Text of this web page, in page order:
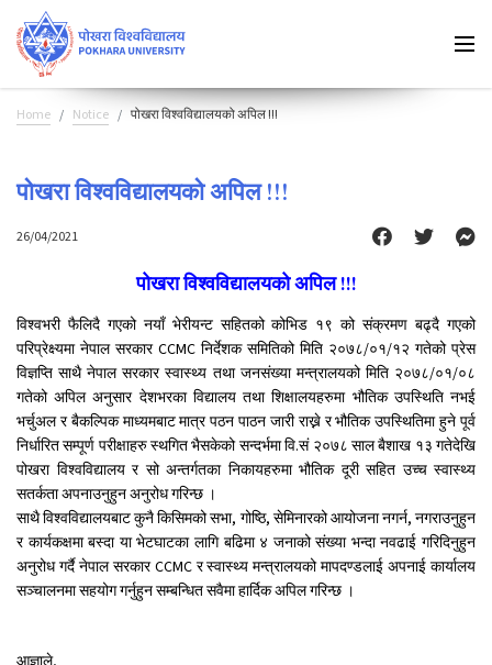
Home Notice पोखरा विश्वविद्यालयको अपिल !!!
पोखरा विश्वविद्यालयको अपिल !!!
26/04/2021
पोखरा विश्वविद्यालयको अपिल !!!
विश्वभरी फैलिदै गएको नयाँ भेरीयन्ट सहितको कोभिड १९ को संक्रमण बढ्दै गएको
परिप्रेक्ष्यमा नेपाल सरकार CCMC निर्देशक समितिको मिति २०७८/०१/१२ गतेको प्रेस
विज्ञप्ति साथै नेपाल सरकार स्वास्थ्य तथा जनसंख्या मन्त्रालयको मिति २०७८/०१/०८
गतेको अपिल अनुसार देशभरका विद्यालय तथा शिक्षालयहरुमा भौतिक उपस्थिति नभई
भर्चुअल र बैकल्पिक माध्यमबाट मात्र पठन पाठन जारी राख्ने र भौतिक उपस्थितिमा हुने पूर्व
निर्धारित सम्पूर्ण परीक्षाहरु स्थगित भैसकेको सन्दर्भमा वि.सं २०७८ साल बैशाख १३ गतेदेखि
पोखरा विश्वविद्यालय र सो अन्तर्गतका निकायहरुमा भौतिक दूरी सहित उच्च स्वास्थ्य
सतर्कता अपनाउनुहुन अनुरोध गरिन्छ ।
साथै विश्वविद्यालयबाट कुनै किसिमको सभा, गोष्ठि, सेमिनारको आयोजना नगर्न, नगराउनुहुन
र कार्यकक्षमा बस्दा या भेटघाटका लागि बढिमा ४ जनाको संख्या भन्दा नवढाई गरिदिनुहुन
अनुरोध गर्दै नेपाल सरकार CCMC र स्वास्थ्य मन्त्रालयको मापदण्डलाई अपनाई कार्यालय
सञ्चालनमा सहयोग गर्नुहुन सम्बन्धित सवैमा हार्दिक अपिल गरिन्छ ।